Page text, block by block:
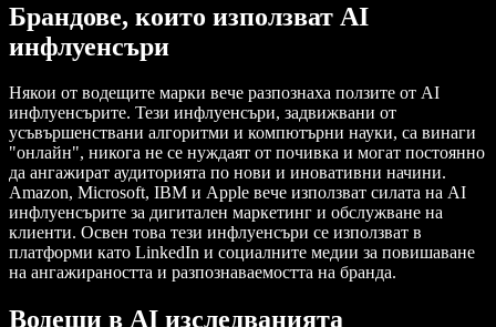
Брандове, които използват AI
инфлуенсъри
Някои от водещите марки вече разпознаха ползите от AI
инфлуенсърите. Тези инфлуенсъри, задвижвани от
усъвършенствани алгоритми и компютърни науки, са винаги
"онлайн", никога не се нуждаят от почивка и могат постоянно
да ангажират аудиторията по нови и иновативни начини.
Amazon, Microsoft, IBM и Apple вече използват силата на AI
инфлуенсърите за дигитален маркетинг и обслужване на
клиенти. Освен това тези инфлуенсъри се използват в
платформи като LinkedIn и социалните медии за повишаване
на ангажираността и разпознаваемостта на бранда.
Водещи в AI изследванията